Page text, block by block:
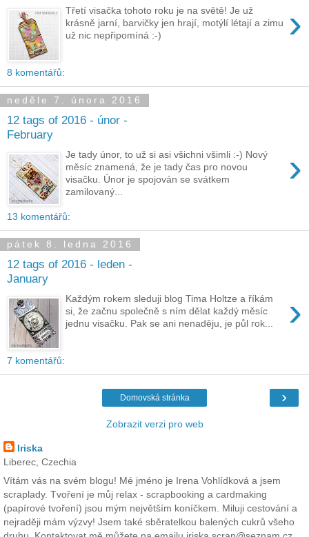
›
Třetí visačka tohoto roku je na světě! Je už
krásně jarní, barvičky jen hrají, motýlí létají a zimu
už nic nepřipomíná :-)
8 komentářů:
neděle 7. února 2016
12 tags of 2016 - únor -
February
›
Je tady únor, to už si asi všichni všimli :-) Nový
měsíc znamená, že je tady čas pro novou
visačku. Únor je spojován se svátkem
zamilovaný...
13 komentářů:
pátek 8. ledna 2016
12 tags of 2016 - leden -
January
›
Každým rokem sleduji blog Tima Holtze a říkám
si, že začnu společně s ním dělat každý měsíc
jednu visačku. Pak se ani nenaděju, je půl rok...
7 komentářů:
›
Domovská stránka
Zobrazit verzi pro web
Iriska
Liberec, Czechia
Vítám vás na svém blogu! Mé jméno je Irena Vohlídková a jsem
scraplady. Tvoření je můj relax - scrapbooking a cardmaking
(papírové tvoření) jsou mým největším koníčkem. Miluji cestování a
nejraději mám výzvy! Jsem také sběratelkou balených cukrů všeho